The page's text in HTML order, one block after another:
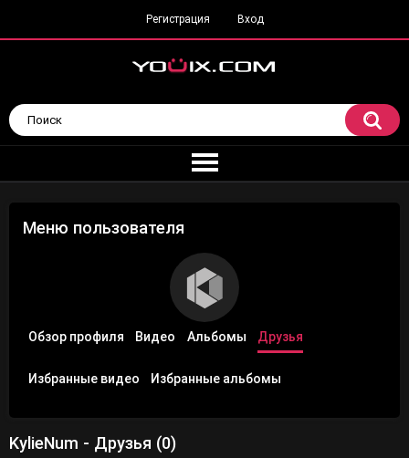
Регистрация Вход
Меню пользователя
Обзор профиля Видео Альбомы Друзья
Избранные видео Избранные альбомы
KylieNum - Друзья (0)